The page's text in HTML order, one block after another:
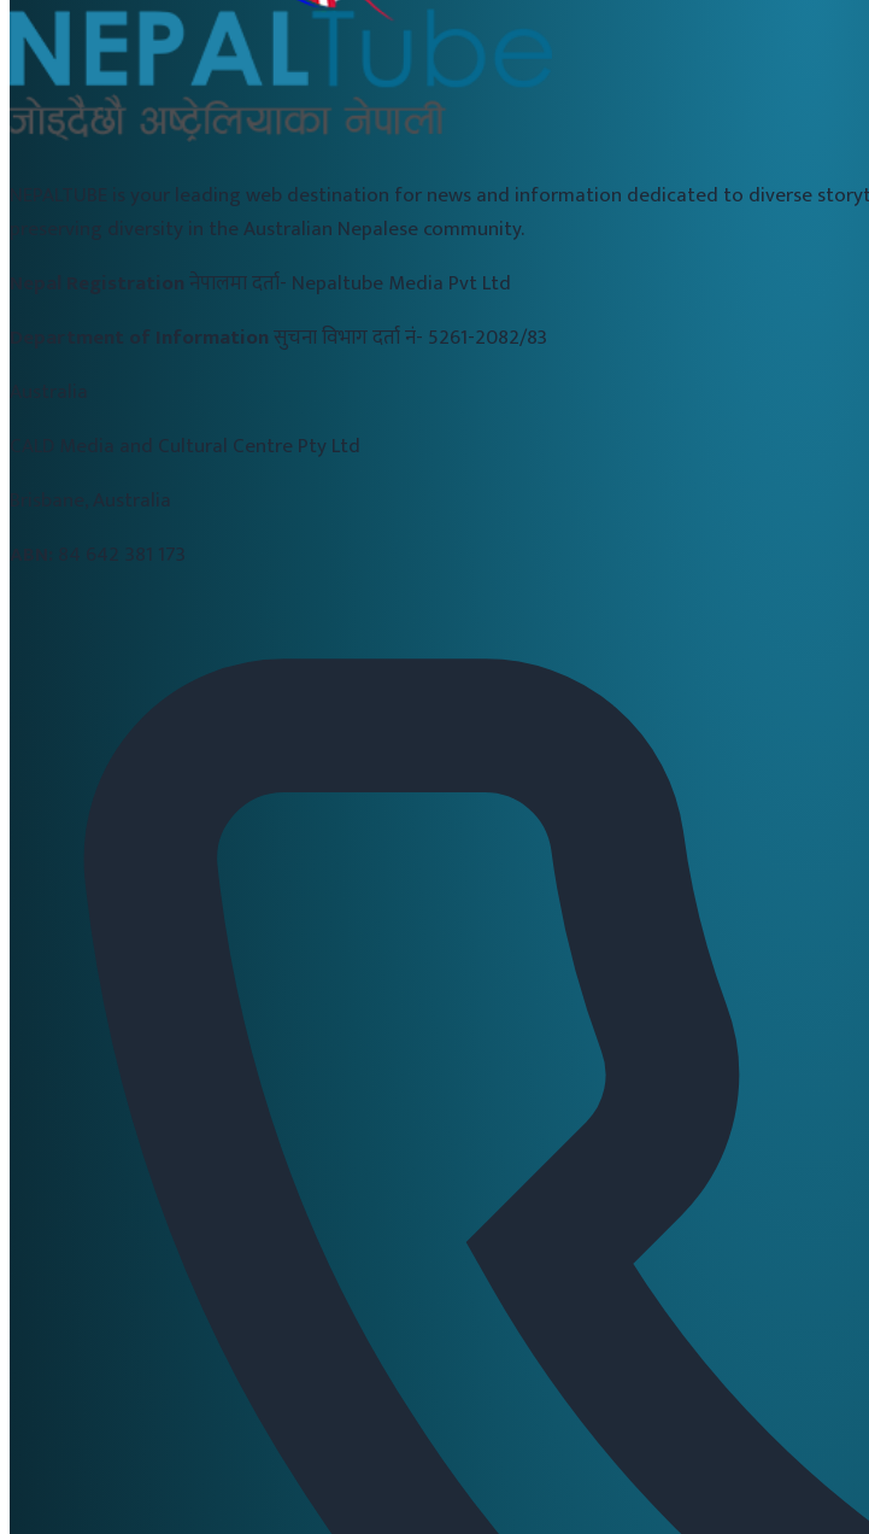
NEPALTUBE is your leading web destination for news and information dedicated to diverse
preserving diversity in the Australian Nepalese community.
Nepal Registrationनेपालमा दर्ता- Nepaltube Media Pvt Ltd
Department of Informationसुचना विभाग दर्ता नं- 5261-2082/83
CALD Media and Cultural Centre Pty Ltd
84 642 381 173